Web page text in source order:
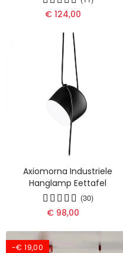
€ 124,00
Axiomorna Industriele
Hanglamp Eettafel
(30)
€ 98,00
-€ 19,00